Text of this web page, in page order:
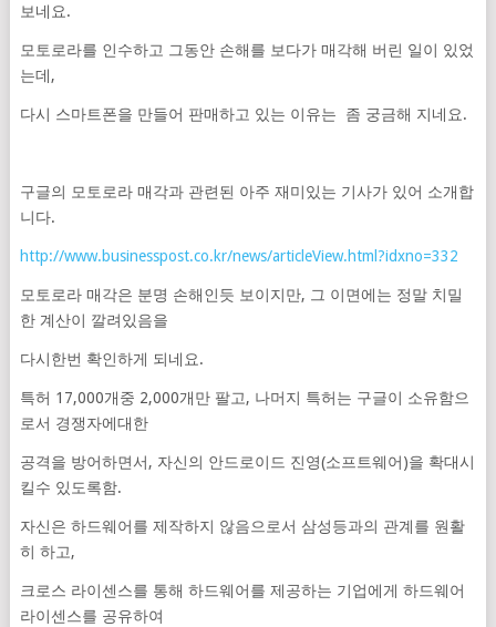
보네요.
모토로라를 인수하고 그동안 손해를 보다가 매각해 버린 일이 있었
는데,
다시 스마트폰을 만들어 판매하고 있는 이유는 좀 궁금해 지네요.
구글의 모토로라 매각과 관련된 아주 재미있는 기사가 있어 소개합
니다.
http://www.businesspost.co.kr/news/articleView.html?idxno=332
모토로라 매각은 분명 손해인듯 보이지만, 그 이면에는 정말 치밀
한 계산이 깔려있음을
다시한번 확인하게 되네요.
특허 17,000개중 2,000개만 팔고, 나머지 특허는 구글이 소유함으
로서 경쟁자에대한
공격을 방어하면서, 자신의 안드로이드 진영(소프트웨어)을 확대시
킬수 있도록함.
자신은 하드웨어를 제작하지 않음으로서 삼성등과의 관계를 원활
히 하고,
크로스 라이센스를 통해 하드웨어를 제공하는 기업에게 하드웨어
라이센스를 공유하여